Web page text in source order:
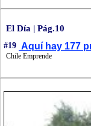
El Día | Pág.10
#19 Aquí hay 177
Chile Emprende